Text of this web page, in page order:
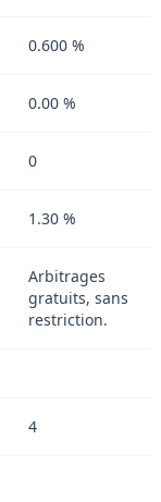
0.600 %
0.00 %
0
1.30 %
Arbitrages
gratuits, sans
restriction.
4